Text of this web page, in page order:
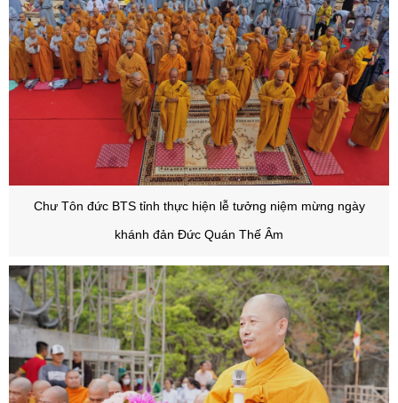
Chư Tôn đức BTS tỉnh thực hiện lễ tưởng niệm mừng ngày
khánh đản Đức Quán Thế Âm